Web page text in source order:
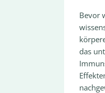
Bevor
das